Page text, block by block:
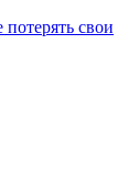
свои